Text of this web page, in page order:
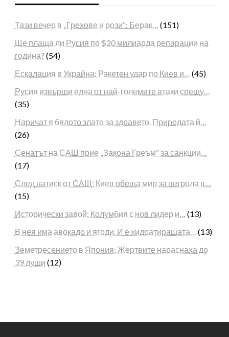
Тази вечер в „Грехове и рози“: Берак… (151)
Ще плаща ли Русия по $20 милиарда репарации на
година? (54)
Ескалация в Украйна: Ракетен удар по Киев и… (45)
Русия извърши една от най-големите атаки срещу…
(35)
Наричат я бялото злато за здравето. Природата й…
(26)
Сенатът на САЩ прие „Закона Греъм“ за санкции…
(17)
След натиск от САЩ: Киев обеща мир за петрола в…
(15)
Исторически завой: Колумбия с нов лидер и… (13)
В нея има авокадо и ягоди. И е хидратиращата… (13)
Земетресението в Япония: Жертвите нараснаха до
39 души (12)